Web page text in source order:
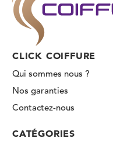
CLICK COIFFURE
Qui sommes nous ?
Nos garanties
Contactez-nous
CATÉGORIES